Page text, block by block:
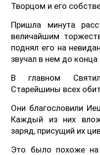
Творцом и его
Пришла минута
величайшим
поднял его на
звучал в нем до конца
В главном
Старейшины всех
Они благословили
Каждый из них
заряд, присущий их
Это было похоже